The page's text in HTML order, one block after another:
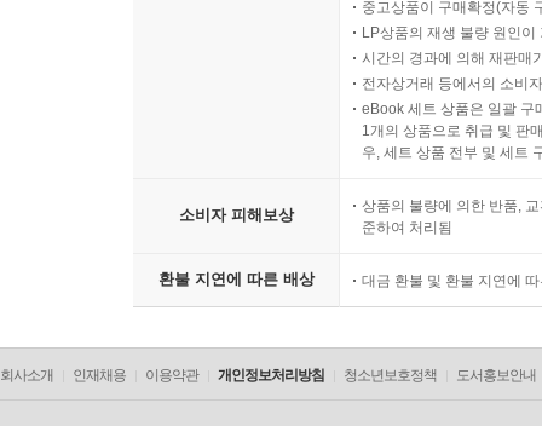
중고상품이 구매확정(자동
LP상품의 재생 불량 원인
시간의 경과에 의해 재판매
전자상거래 등에서의 소비
eBook 세트 상품은 일괄 구
1개의 상품으로 취급 및 판
우, 세트 상품 전부 및 세트
소비자 피해보상
상품의 불량에 의한 반품,
준하여 처리됨
환불 지연에 따른 배상 대금 환불 및 환불 지연에
회사소개 인재채용 이용약관 개인정보처리방침 청소년보호정책 도서홍보안내